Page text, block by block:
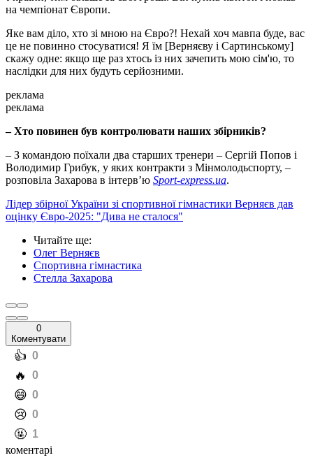
на чемпіонат Європи.
Яке вам діло, хто зі мною на Євро?! Нехай хоч мавпа буде, вас
це не повинно стосуватися! Я їм [Верняєву і Сартинському]
скажу одне: якщо ще раз хтось із них зачепить мою сім'ю, то
наслідки для них будуть серйозними.
реклама
реклама
– Хто повинен був контролювати наших збірників?
– З командою поїхали два старших тренери – Сергій Попов і
Володимир Грибук, у яких контракти з Мінмолодьспорту, –
розповіла Захарова в інтерв’ю Sport-express.ua.
Лідер збірної України зі спортивної гімнастики Верняєв дав
оцінку Євро-2025: "Дива не сталося"
Читайте ще:
Олег Верняєв
Спортивна гімнастика
Стелла Захарова
0
Коментувати
️👍 0
️🔥 0
️😄 0
️😢 0
️🤬 1
коментарі